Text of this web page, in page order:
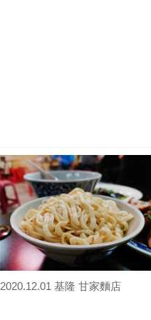
2020.12.01 基隆 甘家麵店